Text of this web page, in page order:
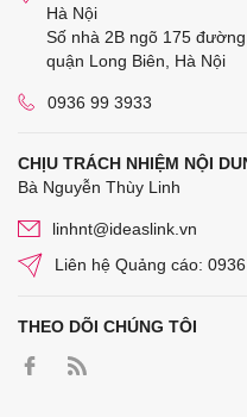
Hà Nội
Số nhà 2B ngõ 175
quận Long Biên, Hà Nội
0936 99 3933
CHỊU TRÁCH NHIỆM NỘI
Bà Nguyễn Thùy Linh
linhnt@ideaslink.vn
Liên hệ Quảng cáo:
THEO DÕI CHÚNG TÔI